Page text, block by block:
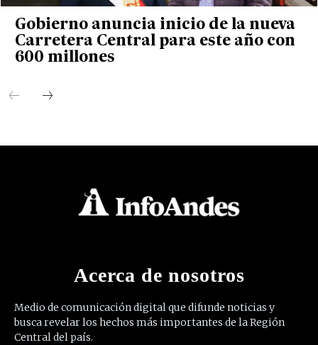
Gobierno anuncia inicio de la nueva
Carretera Central para este año con
600 millones
Acerca de nosotros
Medio de comunicación digital que difunde noticias y
busca revelar los hechos más importantes de la Región
Central del país.